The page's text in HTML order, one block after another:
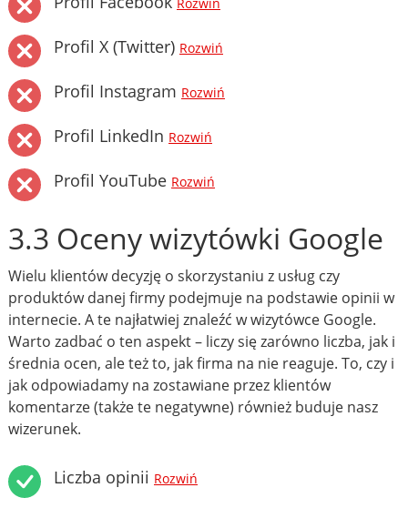
Rozwiń
Profil X (Twitter) Rozwiń
Profil Instagram Rozwiń
Profil LinkedIn Rozwiń
Profil YouTube Rozwiń
3.3 Oceny wizytówki Google
Wielu klientów decyzję o skorzystaniu z usług czy
produktów danej firmy podejmuje na podstawie opinii w
internecie. A te najłatwiej znaleźć w wizytówce Google.
Warto zadbać o ten aspekt – liczy się zarówno liczba, jak i
średnia ocen, ale też to, jak firma na nie reaguje. To, czy i
jak odpowiadamy na zostawiane przez klientów
komentarze (także te negatywne) również buduje nasz
wizerunek.
Liczba opinii Rozwiń